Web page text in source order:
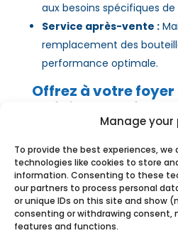
Manage your
To provide the best experiences, we
technologies like cookies to store
information. Consenting to these
our partners to process personal
or unique IDs on this site and show
consenting or withdrawing consent,
features and functions.
aux besoins spécifiques
Service après-vente :
remplacement des
performance optimale.
Offrez à votre foyer
traitée et non
Grâce à l’adoucisseur d’eau
transformez l’eau calcaire
incrustante, adaptée à vos
Rejoignez les15 000 clients
et à l’étranger qui ont opté
d’eau au CO₂ durable,
de l’environnement.